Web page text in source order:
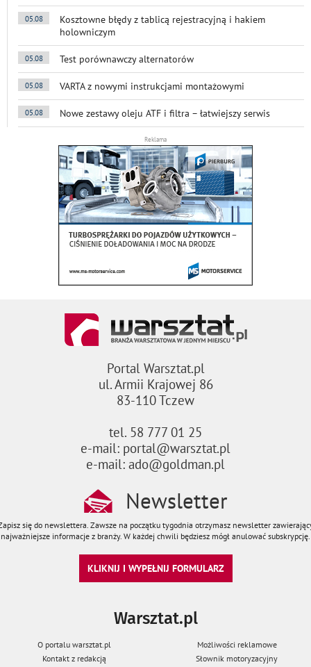
05.08
Kosztowne błędy z tablicą rejestracyjną i hakiem
holowniczym
05.08 Test porównawczy alternatorów
05.08 VARTA z nowymi instrukcjami montażowymi
05.08 Nowe zestawy oleju ATF i filtra – łatwiejszy serwis
Reklama
Portal Warsztat.pl
ul. Armii Krajowej 86
83-110 Tczew
tel. 58 777 01 25
e-mail: portal@warsztat.pl
e-mail: ado@goldman.pl
Newsletter
się do newslettera. Zawsze na początku tygodnia otrzymasz newsletter
najważniejsze informacje z branży. W każdej chwili będziesz mógł anulować subskrypcję.
KLIKNIJ I WYPEŁNIJ FORMULARZ
Warsztat.pl
O portalu warsztat.pl
Możliwości reklamowe
Kontakt z redakcją
Słownik motoryzacyjny